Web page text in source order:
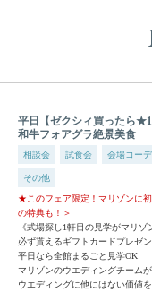
平日【ゼクシィ買ったら
和牛フォアグラ絶景美食
相談会 試食会 会場コー
その他
★このフェア限定！マリゾンに
の特典も！＞
《式場探し1軒目の見学がマリゾ
必ず貰えるギフトカードプレゼン
平日なら全館まるごと見学OK
マリゾンのウエディングチーム
ウエディングに他にはない価値